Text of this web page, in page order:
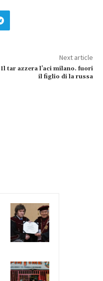
Next article
Il tar azzera l’aci milano. fuori
il figlio di la russa